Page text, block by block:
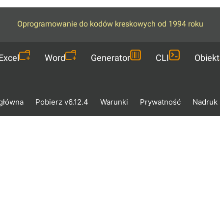
Oprogramowanie do kodów kreskowych od 1994 roku
Word Generator CLI Obiekt
Pobierz v6.12.4 Warunki Prywatność Nadruk